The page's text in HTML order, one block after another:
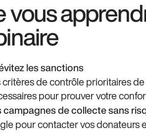
vous
les sanctions
de contrôle prioritaires de
pour prouver votre
campagnes de collecte sans
pour contacter vos donateurs